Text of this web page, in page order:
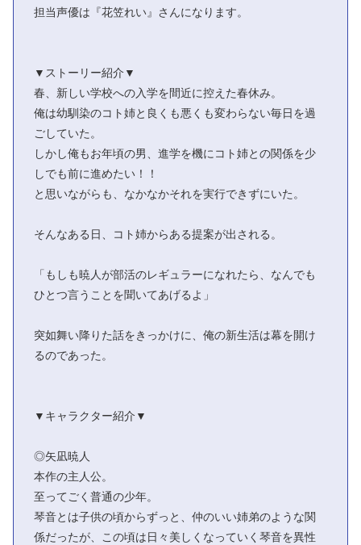
担当声優は『花笠れい』さんになります。
▼ストーリー紹介▼
春、新しい学校への入学を間近に控えた春休み。
俺は幼馴染のコト姉と良くも悪くも変わらない毎日を過
ごしていた。
しかし俺もお年頃の男、進学を機にコト姉との関係を少
しでも前に進めたい！！
と思いながらも、なかなかそれを実行できずにいた。
そんなある日、コト姉からある提案が出される。
「もしも暁人が部活のレギュラーになれたら、なんでも
ひとつ言うことを聞いてあげるよ」
突如舞い降りた話をきっかけに、俺の新生活は幕を開け
るのであった。
▼キャラクター紹介▼
◎矢凪暁人
本作の主人公。
至ってごく普通の少年。
琴音とは子供の頃からずっと、仲のいい姉弟のような関
係だったが、この頃は日々美しくなっていく琴音を異性